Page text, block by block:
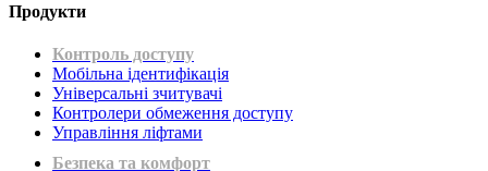
Продукти
Контроль доступу
Мобільна ідентифікація
Універсальні зчитувачі
Контролери обмеження доступу
Управління ліфтами
Безпека та комфорт